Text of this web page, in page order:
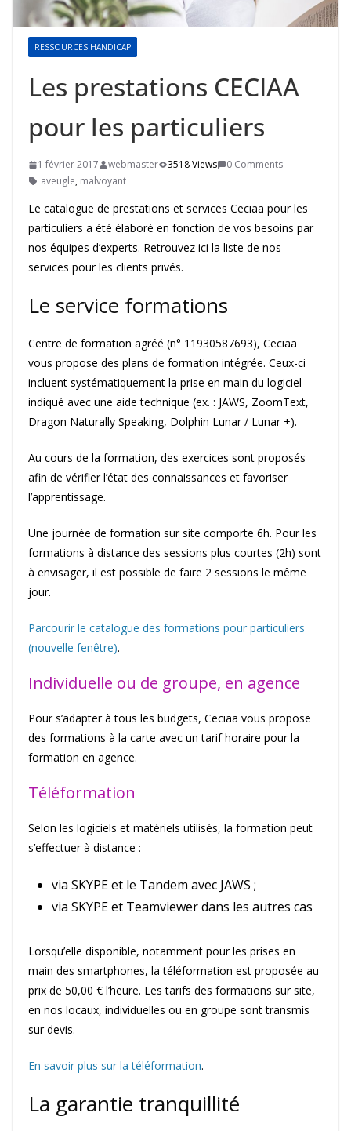
RESSOURCES HANDICAP
Les prestations CECIAA
pour les particuliers
1 février 2017 webmaster 3518 Views
0 Comments
aveugle, malvoyant
Le catalogue de prestations et services Ceciaa pour les
particuliers a été élaboré en fonction de vos besoins par
nos équipes d’experts. Retrouvez ici la liste de nos
services pour les clients privés.
Le service formations
Centre de formation agréé (n° 11930587693), Ceciaa
vous propose des plans de formation intégrée. Ceux-ci
incluent systématiquement la prise en main du logiciel
indiqué avec une aide technique (ex. : JAWS, ZoomText,
Dragon Naturally Speaking, Dolphin Lunar / Lunar +).
Au cours de la formation, des exercices sont proposés
afin de vérifier l’état des connaissances et favoriser
l’apprentissage.
Une journée de formation sur site comporte 6h. Pour les
formations à distance des sessions plus courtes (2h) sont
à envisager, il est possible de faire 2 sessions le même
jour.
Parcourir le catalogue des formations pour particuliers
(nouvelle fenêtre).
Individuelle ou de groupe, en agence
Pour s’adapter à tous les budgets, Ceciaa vous propose
des formations à la carte avec un tarif horaire pour la
formation en agence.
Téléformation
Selon les logiciels et matériels utilisés, la formation peut
s’effectuer à distance :
via SKYPE et le Tandem avec JAWS ;
via SKYPE et Teamviewer dans les autres cas
Lorsqu’elle disponible, notamment pour les prises en
main des smartphones, la téléformation est proposée au
prix de 50,00 € l’heure. Les tarifs des formations sur site,
en nos locaux, individuelles ou en groupe sont transmis
sur devis.
En savoir plus sur la téléformation.
La garantie tranquillité